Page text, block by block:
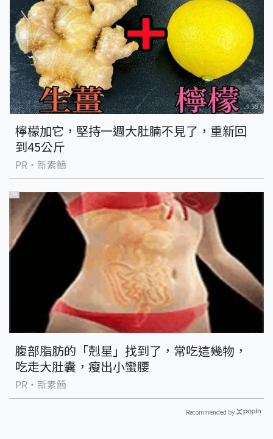
檸檬加它，堅持一週大肚腩不見了，重新回
到45公斤
PR・新素簡
PR
腹部脂肪的「剋星」找到了，常吃這幾物，
吃走大肚囊，瘦出小蠻腰
PR・新素簡
Recommended by